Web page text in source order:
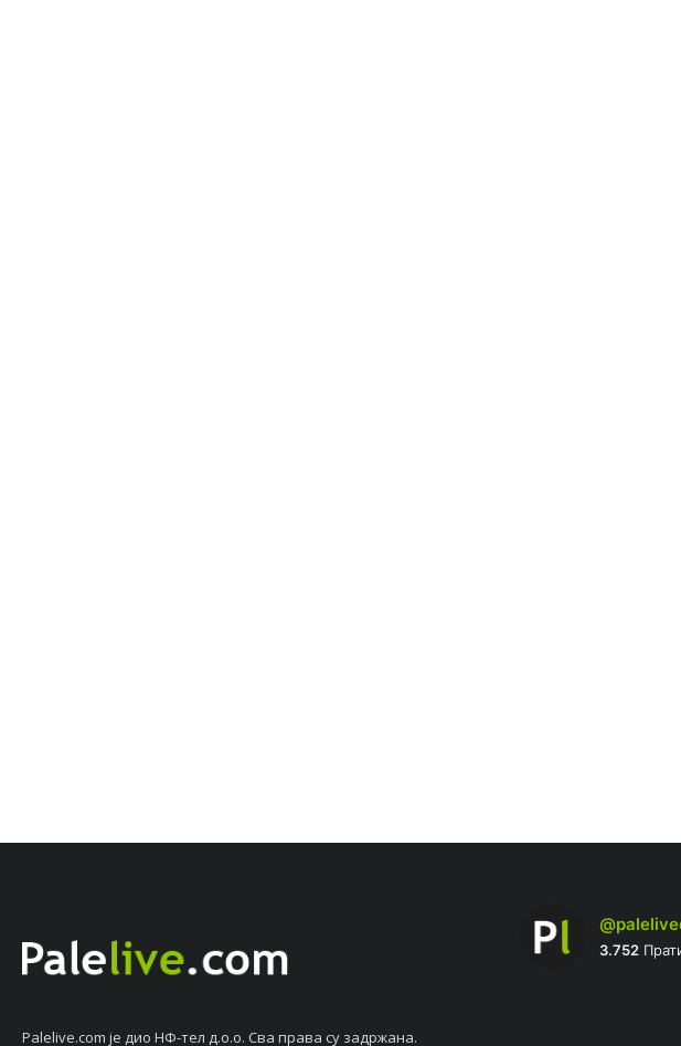
Palelive.com јe дио НФ-тeл д.о.о. Сва права су задржана.
3.752